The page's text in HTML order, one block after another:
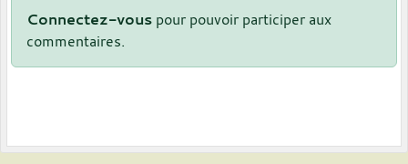
Connectez-vous pour pouvoir participer aux
commentaires.